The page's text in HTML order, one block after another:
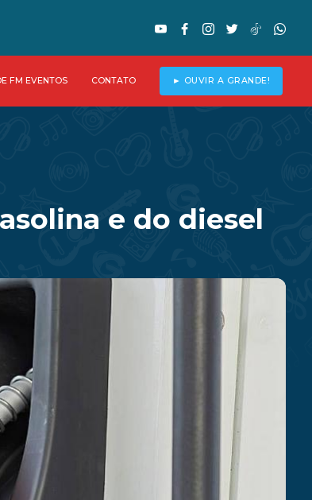
FM EVENTOS CONTATO ► OUVIR A GRANDE!
e do diesel